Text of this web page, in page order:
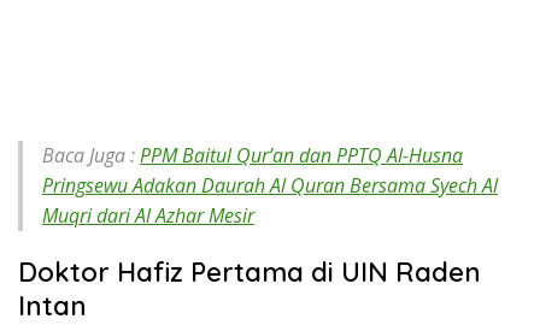
Baca Juga :PPM Baitul Qur’an dan PPTQ Al-Husna
Pringsewu Adakan Daurah Al Quran Bersama Syech Al
Muqri dari Al Azhar Mesir
Doktor Hafiz Pertama di UIN Raden
Intan